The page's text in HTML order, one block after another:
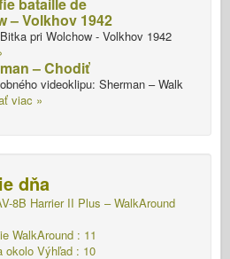
bataille de
– Volkhov 1942
pri Wolchow - Volkhov 1942
– Chodiť
videoklipu: Sherman – Walk
viac »
dňa
8B Harrier II Plus – WalkAround
WalkAround : 11
okolo Výhľad : 10